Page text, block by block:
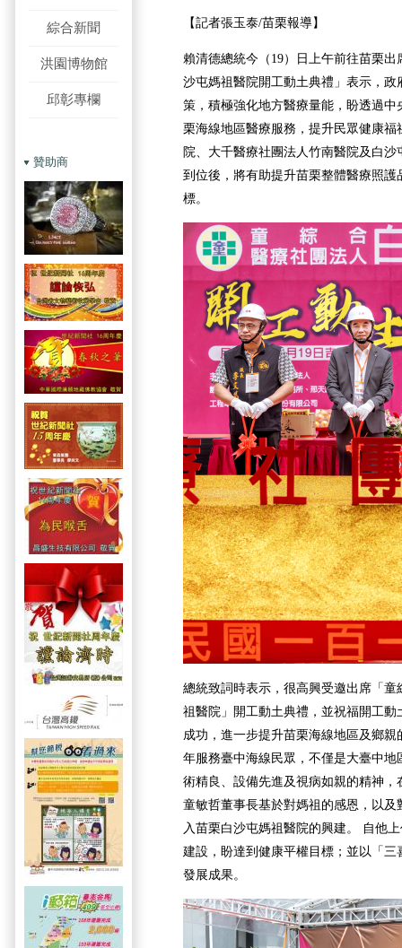
綜合新聞
洪園博物館
邱彰專欄
贊助商
【記者張玉泰/苗栗報導】
賴清德總統今（19）日上午前往苗栗
沙屯媽祖醫院開工動土典禮」表示，
策，積極強化地方醫療量能，盼透過
栗海線地區醫療服務，提升民眾健康
院、大千醫療社團法人竹南醫院及白
到位後，將有助提升苗栗整體醫療照
標。
總統致詞時表示，很高興受邀出席「
祖醫院」開工動土典禮，並祝福開工
成功，進一步提升苗栗海線地區及鄉
年服務臺中海線民眾，不僅是大臺中
術精良、設備先進及視病如親的精神
童敏哲董事長基於對媽祖的感恩，以
入苗栗白沙屯媽祖醫院的興建。 自他
建設，盼達到健康平權目標；並以「
發展成果。